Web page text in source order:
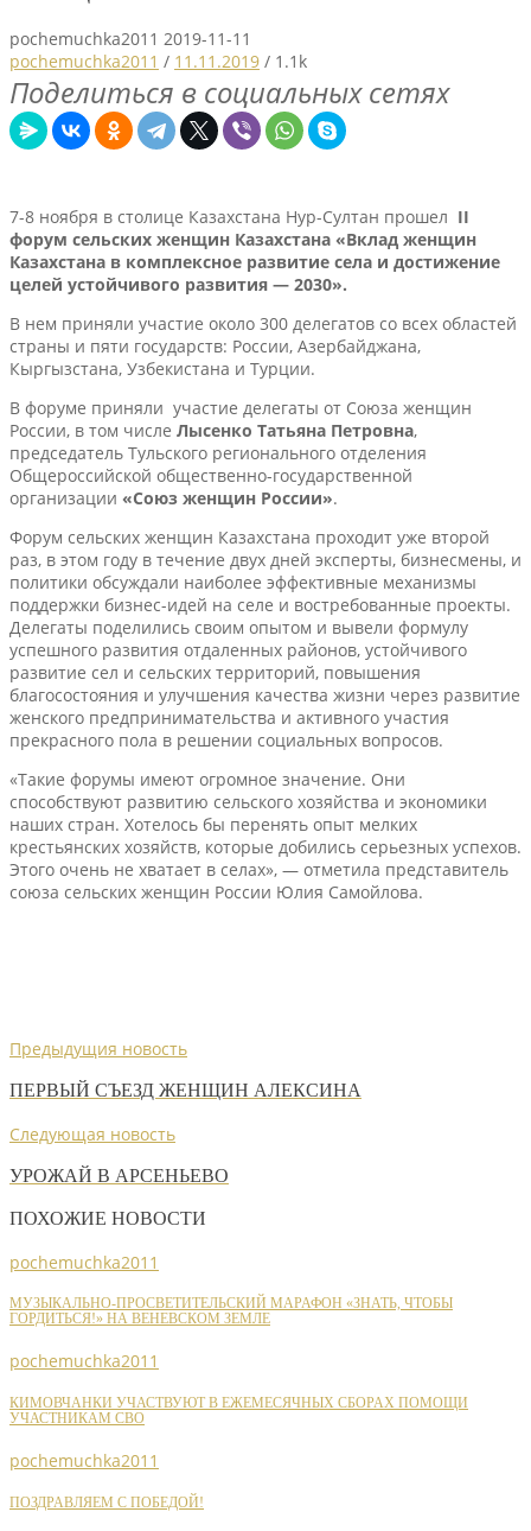
pochemuchka2011 2019-11-11
pochemuchka2011 / 11.11.2019 / 1.1k
Поделиться в социальных сетях
7-8 ноября в столице Казахстана Нур-Султан прошел II
форум сельских женщин Казахстана «Вклад женщин
Казахстана в комплексное развитие села и достижение
целей устойчивого развития — 2030».
В нем приняли участие около 300 делегатов со всех областей
страны и пяти государств: России, Азербайджана,
Кыргызстана, Узбекистана и Турции.
В форуме приняли участие делегаты от Союза женщин
России, в том числе Лысенко Татьяна Петровна,
председатель Тульского регионального отделения
Общероссийской общественно-государственной
организации «Союз женщин России».
Форум сельских женщин Казахстана проходит уже второй
раз, в этом году в течение двух дней эксперты, бизнесмены, и
политики обсуждали наиболее эффективные механизмы
поддержки бизнес-идей на селе и востребованные проекты.
Делегаты поделились своим опытом и вывели формулу
успешного развития отдаленных районов, устойчивого
развитие сел и сельских территорий, повышения
благосостояния и улучшения качества жизни через развитие
женского предпринимательства и активного участия
прекрасного пола в решении социальных вопросов.
«Такие форумы имеют огромное значение. Они
способствуют развитию сельского хозяйства и экономики
наших стран. Хотелось бы перенять опыт мелких
крестьянских хозяйств, которые добились серьезных успехов.
Этого очень не хватает в селах», — отметила представитель
союза сельских женщин России Юлия Самойлова.
Предыдущия новость
ПЕРВЫЙ СЪЕЗД ЖЕНЩИН АЛЕКСИНА
Следующая новость
УРОЖАЙ В АРСЕНЬЕВО
ПОХОЖИЕ НОВОСТИ
pochemuchka2011
МУЗЫКАЛЬНО-ПРОСВЕТИТЕЛЬСКИЙ МАРАФОН «ЗНАТЬ, ЧТОБЫ
ГОРДИТЬСЯ!» НА ВЕНЕВСКОМ ЗЕМЛЕ
pochemuchka2011
КИМОВЧАНКИ УЧАСТВУЮТ В ЕЖЕМЕСЯЧНЫХ СБОРАХ ПОМОЩИ
УЧАСТНИКАМ СВО
pochemuchka2011
ПОЗДРАВЛЯЕМ С ПОБЕДОЙ!